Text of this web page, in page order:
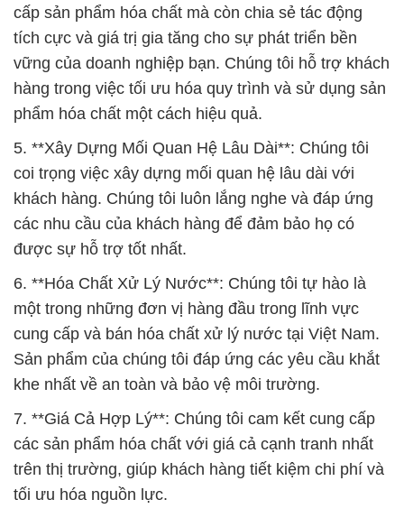
cấp sản phẩm hóa chất mà còn chia sẻ tác động
tích cực và giá trị gia tăng cho sự phát triển bền
vững của doanh nghiệp bạn. Chúng tôi hỗ trợ khách
hàng trong việc tối ưu hóa quy trình và sử dụng sản
phẩm hóa chất một cách hiệu quả.
5. **Xây Dựng Mối Quan Hệ Lâu Dài**: Chúng tôi
coi trọng việc xây dựng mối quan hệ lâu dài với
khách hàng. Chúng tôi luôn lắng nghe và đáp ứng
các nhu cầu của khách hàng để đảm bảo họ có
được sự hỗ trợ tốt nhất.
6. **Hóa Chất Xử Lý Nước**: Chúng tôi tự hào là
một trong những đơn vị hàng đầu trong lĩnh vực
cung cấp và bán hóa chất xử lý nước tại Việt Nam.
Sản phẩm của chúng tôi đáp ứng các yêu cầu khắt
khe nhất về an toàn và bảo vệ môi trường.
7. **Giá Cả Hợp Lý**: Chúng tôi cam kết cung cấp
các sản phẩm hóa chất với giá cả cạnh tranh nhất
trên thị trường, giúp khách hàng tiết kiệm chi phí và
tối ưu hóa nguồn lực.